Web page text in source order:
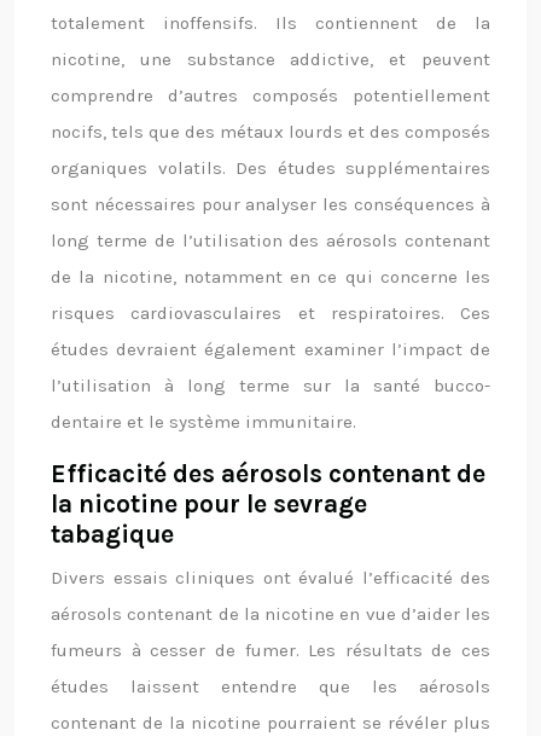
totalement inoffensifs. Ils contiennent de la
nicotine, une substance addictive, et peuvent
comprendre d’autres composés potentiellement
nocifs, tels que des métaux lourds et des composés
organiques volatils. Des études supplémentaires
sont nécessaires pour analyser les conséquences à
long terme de l’utilisation des aérosols contenant
de la nicotine, notamment en ce qui concerne les
risques cardiovasculaires et respiratoires. Ces
études devraient également examiner l’impact de
l’utilisation à long terme sur la santé bucco-
dentaire et le système immunitaire.
Efficacité des aérosols contenant de
la nicotine pour le sevrage
tabagique
Divers essais cliniques ont évalué l’efficacité des
aérosols contenant de la nicotine en vue d’aider les
fumeurs à cesser de fumer. Les résultats de ces
études laissent entendre que les aérosols
contenant de la nicotine pourraient se révéler plus